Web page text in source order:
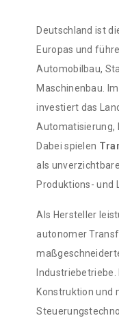
Deutschland ist
Europas und
Automobilbau,
Maschinenbau.
investiert das
Automatisierung,
Dabei spielen
als
Produktions- und
Als Hersteller
autonomer
Konstruktion und